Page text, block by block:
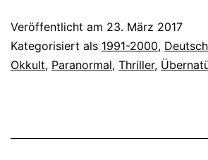
(2000)
Veröffentlicht am 23. März 2017
Kategorisiert als 1991-2000,
Okkult, Paranormal, Thriller,